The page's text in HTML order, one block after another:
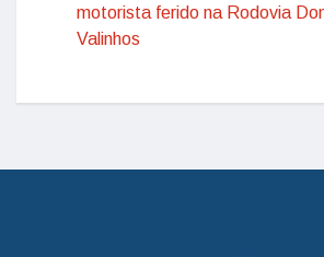
motorista ferido na Rodovia
Valinhos